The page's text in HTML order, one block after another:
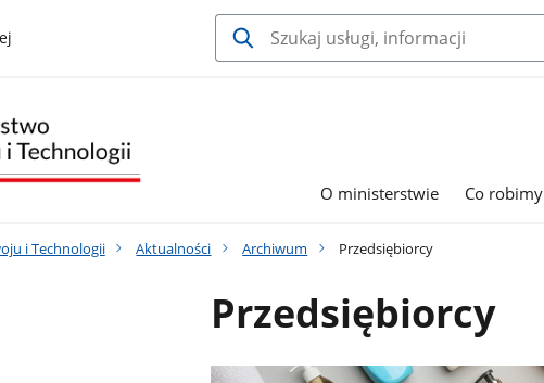
O ministerstwie Co robimy
i Technologii Aktualności Archiwum Przedsiębiorcy
Przedsiębiorcy